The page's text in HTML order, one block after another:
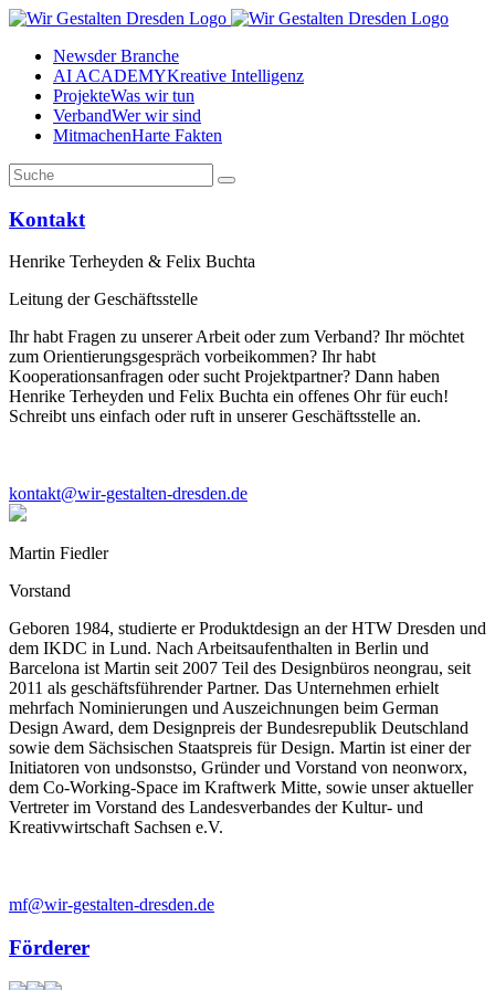
Newsder Branche
AI ACADEMYKreative Intelligenz
ProjekteWas wir tun
VerbandWer wir sind
MitmachenHarte Fakten
Kontakt
Henrike Terheyden & Felix Buchta
Leitung der Geschäftsstelle
Ihr habt Fragen zu unserer Arbeit oder zum Verband? Ihr möchtet
zum Orientierungsgespräch vorbeikommen? Ihr habt
Kooperationsanfragen oder sucht Projektpartner? Dann haben
Henrike Terheyden und Felix Buchta ein offenes Ohr für euch!
Schreibt uns einfach oder ruft in unserer Geschäftsstelle an.
kontakt@wir-gestalten-dresden.de
Martin Fiedler
Vorstand
Geboren 1984, studierte er Produktdesign an der HTW Dresden und
dem IKDC in Lund. Nach Arbeitsaufenthalten in Berlin und
Barcelona ist Martin seit 2007 Teil des Designbüros neongrau, seit
2011 als geschäftsführender Partner. Das Unternehmen erhielt
mehrfach Nominierungen und Auszeichnungen beim German
Design Award, dem Designpreis der Bundesrepublik Deutschland
sowie dem Sächsischen Staatspreis für Design. Martin ist einer der
Initiatoren von undsonstso, Gründer und Vorstand von neonworx,
dem Co-Working-Space im Kraftwerk Mitte, sowie unser aktueller
Vertreter im Vorstand des Landesverbandes der Kultur- und
Kreativwirtschaft Sachsen e.V.
mf@wir-gestalten-dresden.de
Förderer